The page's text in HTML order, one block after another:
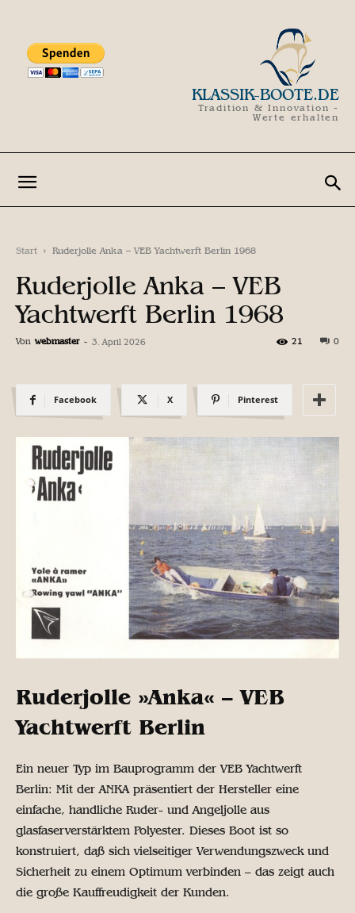
KLASSIK-BOOTE.DE
Tradition & Innovation -
Werte erhalten
Start Ruderjolle Anka – VEB Yachtwerft Berlin 1968
Ruderjolle Anka – VEB
Yachtwerft Berlin 1968
Von webmaster - 3. April 2026 0
21
Facebook X Pinterest
Ruderjolle »Anka« –VEB
Yachtwerft Berlin
Ein neuer Typ im Bauprogramm der VEB Yachtwerft
Berlin: Mit der ANKA präsentiert der Hersteller eine
einfache, handliche Ruder- und Angeljolle aus
glasfaserverstärktem Polyester. Dieses Boot ist so
konstruiert, daß sich vielseitiger Verwendungszweck und
Sicherheit zu einem Optimum verbinden – das zeigt auch
die große Kauffreudigkeit der Kunden.